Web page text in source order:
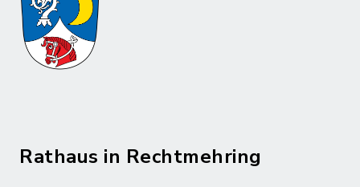
Rathaus in Rechtmehring